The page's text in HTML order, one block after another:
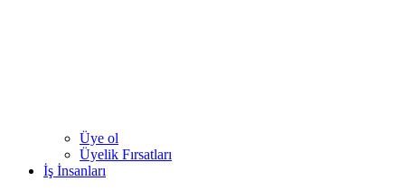
Üye ol
Üyelik Fırsatları
İş İnsanları